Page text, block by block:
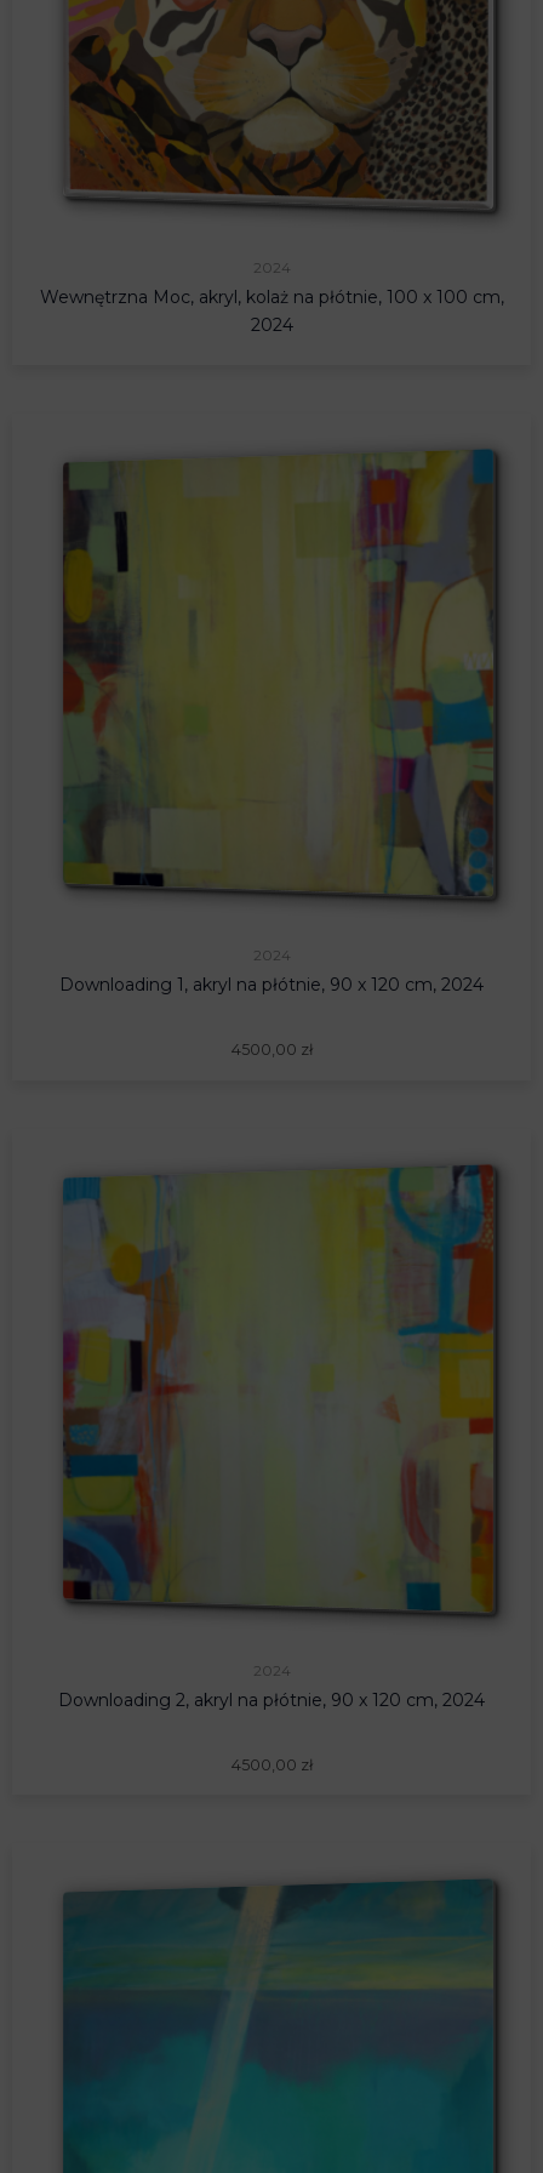
2024
Wewnętrzna Moc, akryl, kolaż na płótnie, 100 x 100 cm,
2024
2024
Downloading 1, akryl na płótnie, 90 x 120 cm, 2024
4500,00 zł
2024
Downloading 2, akryl na płótnie, 90 x 120 cm, 2024
4500,00 zł